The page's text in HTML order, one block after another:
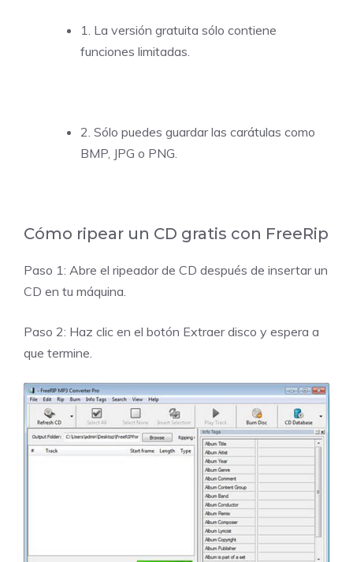
1. La versión gratuita sólo contiene
funciones limitadas.
2. Sólo puedes guardar las carátulas como
BMP, JPG o PNG.
Cómo ripear un CD gratis con FreeRip
Paso 1: Abre el ripeador de CD después de insertar un
CD en tu máquina.
Paso 2: Haz clic en el botón Extraer disco y espera a
que termine.